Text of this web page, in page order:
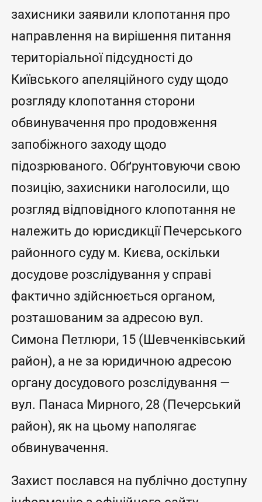
захисники заявили клопотання про
направлення на вирішення питання
територіальної підсудності до
Київського апеляційного суду щодо
розгляду клопотання сторони
обвинувачення про продовження
запобіжного заходу щодо
підозрюваного. Обґрунтовуючи свою
позицію, захисники наголосили, що
розгляд відповідного клопотання не
належить до юрисдикції Печерського
районного суду м. Києва, оскільки
досудове розслідування у справі
фактично здійснюється органом,
розташованим за адресою вул.
Симона Петлюри, 15 (Шевченківський
район), а не за юридичною адресою
органу досудового розслідування —
вул. Панаса Мирного, 28 (Печерський
район), як на цьому наполягає
обвинувачення.
Захист послався на публічно доступну